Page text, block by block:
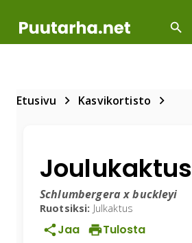
Etusivu Kasvikortisto
Joulukaktus
Schlumbergera x buckleyi
Ruotsiksi: Julkaktus
Jaa Tulosta